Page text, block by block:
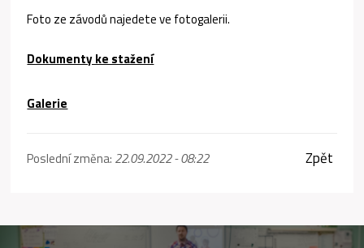
Foto ze závodů najedete ve fotogalerii.
Dokumenty ke stažení
Galerie
Poslední změna: 22.09.2022 - 08:22 Zpět